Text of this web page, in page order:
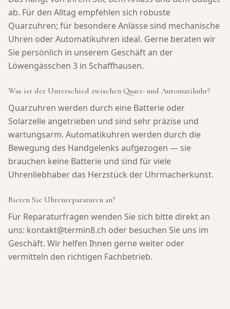
ab. Für den Alltag empfehlen sich robuste
Quarzuhren; für besondere Anlässe sind mechanische
Uhren oder Automatikuhren ideal. Gerne beraten wir
Sie persönlich in unserem Geschäft an der
Löwengässchen 3 in Schaffhausen.
Was ist der Unterschied zwischen Quarz- und Automatikuhr?
Quarzuhren werden durch eine Batterie oder
Solarzelle angetrieben und sind sehr präzise und
wartungsarm. Automatikuhren werden durch die
Bewegung des Handgelenks aufgezogen — sie
brauchen keine Batterie und sind für viele
Uhrenliebhaber das Herzstück der Uhrmacherkunst.
Bieten Sie Uhrenreparaturen an?
Für Reparaturfragen wenden Sie sich bitte direkt an
uns: kontakt@termin8.ch oder besuchen Sie uns im
Geschäft. Wir helfen Ihnen gerne weiter oder
vermitteln den richtigen Fachbetrieb.